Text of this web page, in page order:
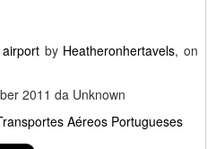
by Heatheronhertavels, on
2011 da Unknown
Aéreos Portugueses